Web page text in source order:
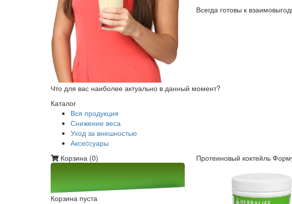
Всегда готовы к
Что для вас наиболее актуально в данный момент?
Каталог
Вся продукция
Снижение веса
Уход за внешностью
Аксеcсуары
Корзина (0)
Корзина пуста
Протеиновый коктейль